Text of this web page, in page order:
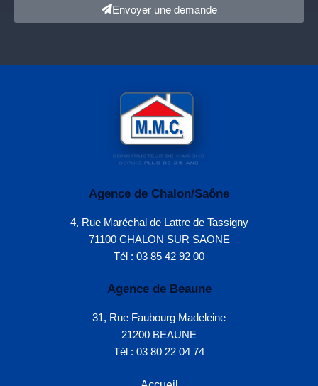
Envoyer une demande
Agence de Chalon/Saône
4, Rue Maréchal de Lattre de Tassigny
71100 CHALON SUR SAONE
Tél : 03 85 42 92 00
Agence de Beaune
31, Rue Faubourg Madeleine
21200 BEAUNE
Tél : 03 80 22 04 74